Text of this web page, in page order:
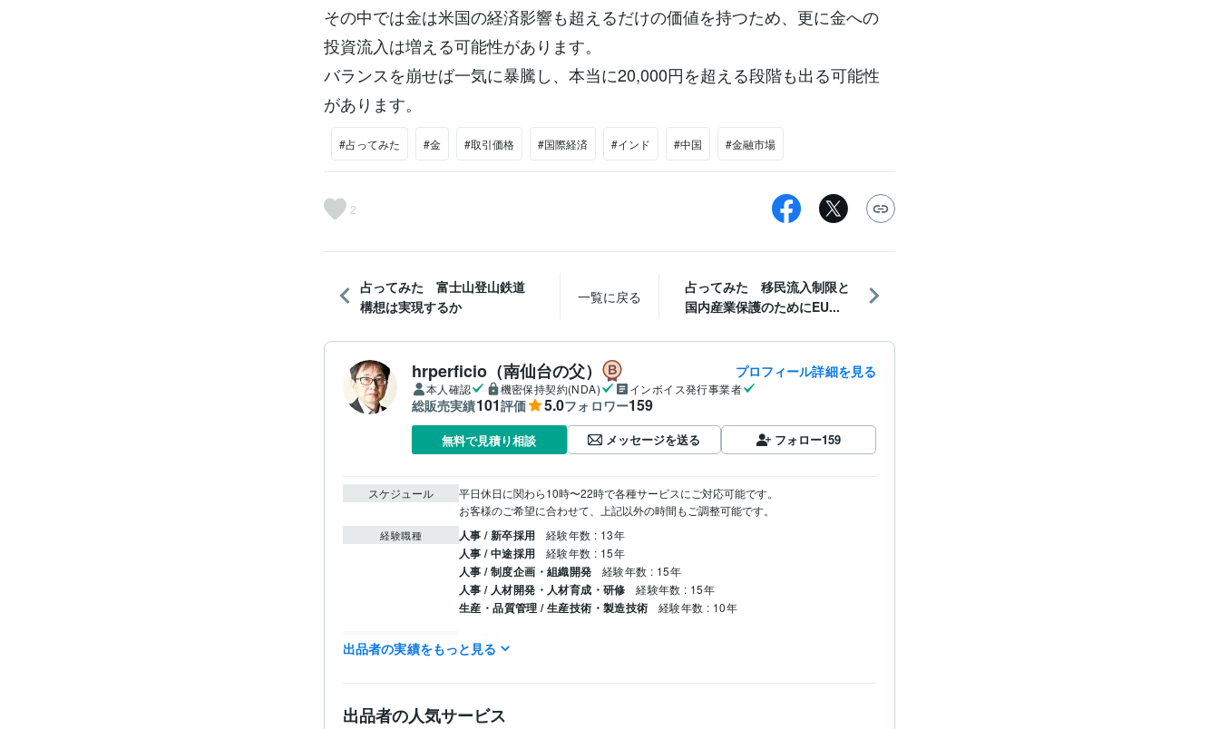
その中では金は米国の経済影響も超えるだけの価値を持つため、更に金への
投資流入は増える可能性があります。
バランスを崩せば一気に暴騰し、本当に20,000円を超える段階も出る可能性
があります。
#占ってみた #金 #取引価格 #国際経済 #インド #中国 #金融市場
2
占ってみた 富士山登山鉄道
構想は実現するか
一覧に戻る
占ってみた 移民流入制限と
国内産業保護のためにEU...
hrperficio（南仙台の父） プロフィール詳細を見る
本人確認 機密保持契約(NDA) インボイス発行事業者
総販売実績101評価 5.0フォロワー159
無料で見積り相談 メッセージを送る フォロー159
スケジュール
平日休日に関わら10時〜22時で各種サービスにご対応可能です。
お客様のご希望に合わせて、上記以外の時間もご調整可能です。
経験職種 人事 / 新卒採用 経験年数 : 13年
人事 / 中途採用 経験年数 : 15年
人事 / 制度企画・組織開発 経験年数 : 15年
人事 / 人材開発・人材育成・研修 経験年数 : 15年
生産・品質管理 / 生産技術・製造技術 経験年数 : 10年
得意分野 学習指導・資格・キャリア相談
仕事・人生の悩み
学歴 名古屋工業大学
出品者の実績をもっと見る
出品者の人気サービス